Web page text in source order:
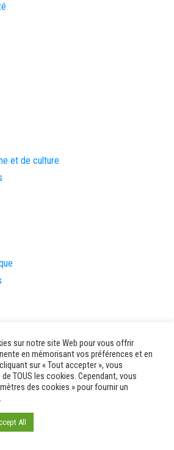
et de culture
sur notre site Web pour vous offrir
en mémorisant vos préférences et en
sur « Tout accepter », vous
TOUS les cookies. Cependant, vous
des cookies » pour fournir un
All